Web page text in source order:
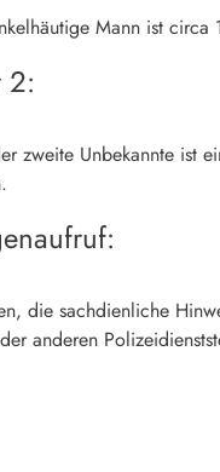
Mann ist
2:
zweite Unbekannte ist
die sachdienliche
anderen